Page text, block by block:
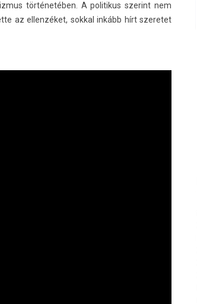
történetében. A politikus szerint nem
az el­lenzéket, sokk­al inkább hírt szeretet